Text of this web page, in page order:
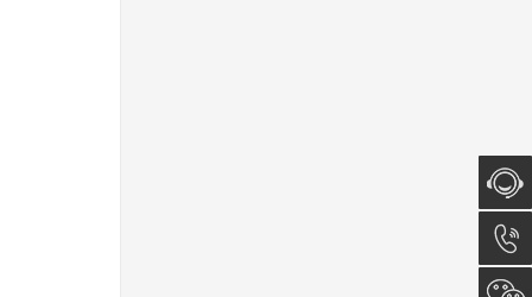
在线咨
询
0512-